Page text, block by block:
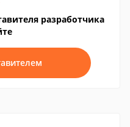
разработчика